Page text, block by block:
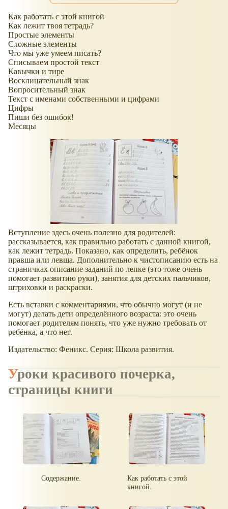
Как работать с этой книгой
Как лежит твоя тетрадь?
Простые элементы
Сложные элементы
Что мы уже умеем писать?
Списываем простой текст
Кавычки и тире
Восклицательный знак
Вопросительный знак
Текст с именами собственными и цифрами
Цифры
Пиши без ошибок!
Месяцы
Вступление здесь очень полезно для родителей:
рассказывается, как правильно работать с данной книгой,
как лежит тетрадь. Показано, как определить, ребёнок
правша или левша. Дополнительно к чистописанию есть на
страничках описание заданий по лепке (это тоже очень
помогает развитию руки), занятия для детских пальчиков,
штриховки и раскраски.
Есть вставки с комментариями, что обычно могут (и не
могут) делать дети определённого возраста: это очень
помогает родителям понять, что уже нужно требовать от
ребёнка, а что нет.
Издательство: Феникс. Серия: Школа развития.
Уроки красивого почерка,
страницы книги
Содержание.
Как работать с этой
книгой.